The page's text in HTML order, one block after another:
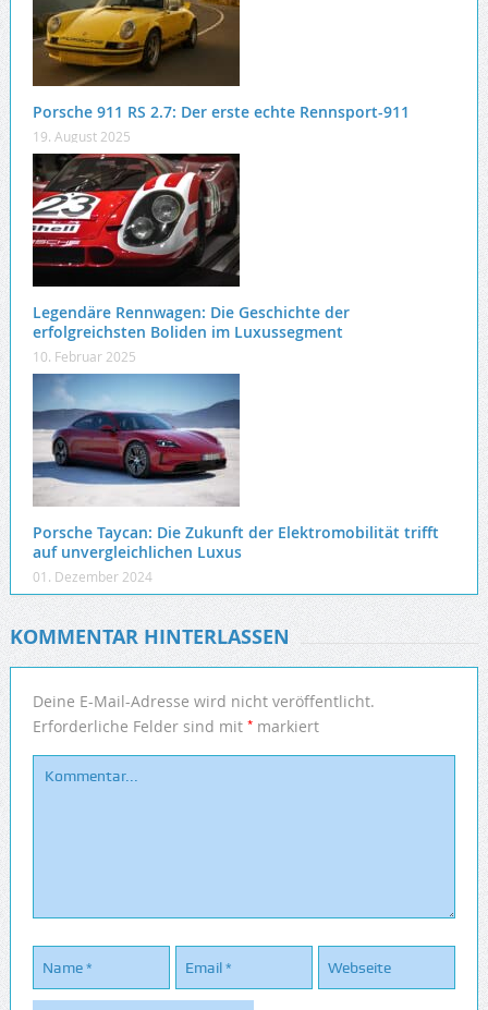
Porsche 911 RS 2.7: Der erste echte Rennsport-911
19. August 2025
Legendäre Rennwagen: Die Geschichte der
erfolgreichsten Boliden im Luxussegment
10. Februar 2025
Porsche Taycan: Die Zukunft der Elektromobilität trifft
auf unvergleichlichen Luxus
01. Dezember 2024
KOMMENTAR HINTERLASSEN
Deine E-Mail-Adresse wird nicht veröffentlicht.
Erforderliche Felder sind mit *markiert